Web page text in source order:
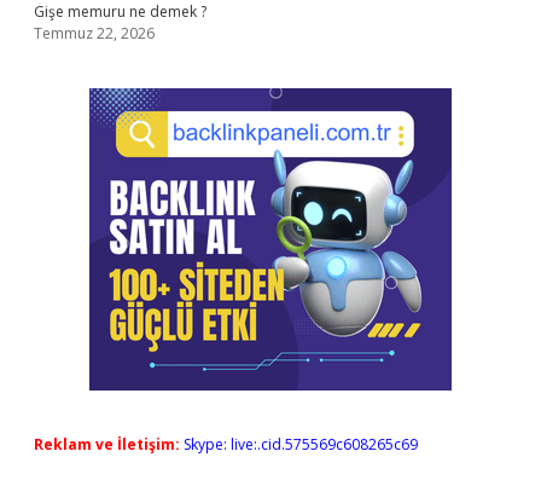
Gişe memuru ne demek ?
Temmuz 22, 2026
Reklam ve İletişim: Skype: live:.cid.575569c608265c69